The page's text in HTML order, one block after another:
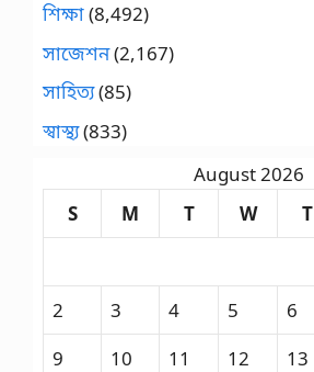
শিক্ষা(8,492)
সাজেশন(2,167)
সাহিত্য(85)
স্বাস্থ্য(833)
August 2026
S
M T W T
2
3 4 5 6
9
10 11 12 13